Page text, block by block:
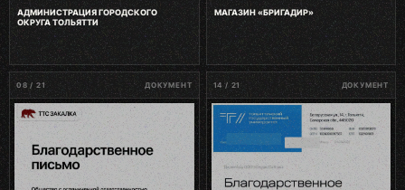
АДМИНИСТРАЦИЯ ГОРОДСКОГО
ОКРУГА ТОЛЬЯТТИ
МАГАЗИН «БРИГАДИР»
08 / 21 ДОКУМЕНТ 14 / 21 ДОКУМЕНТ